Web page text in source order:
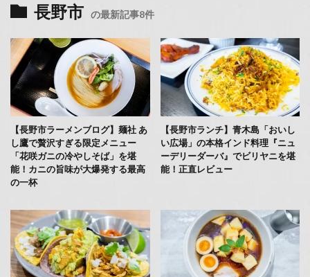
長野市 の最新記事8件
【長野市ラーメンブログ】麺社 あ
し鷹で贅沢すぎる限定メニュー
「花咲ガニの冷やしそば」を堪
能！カニの旨味が大爆発する最高
の一杯
【長野市ランチ】青木島「おいし
い広場」の本格インド料理『ニュ
ーデリーダーバ』でビリヤニを堪
能！正直レビュー